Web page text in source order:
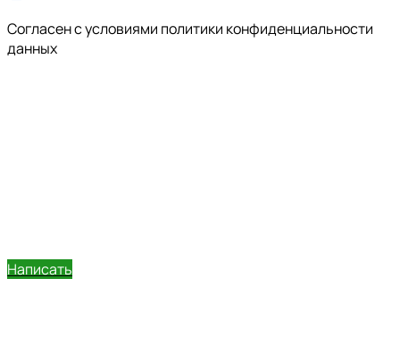
Cогласен с условиями политики конфиденциальности
данных
Написать